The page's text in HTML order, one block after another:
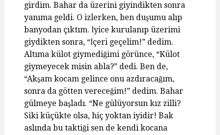
girdim. Bahar da üzerini giyindikten sonra
yanıma geldi. O izlerken, ben duşumu alıp
banyodan çıktım. İyice kurulanıp üzerimi
giydikten sonra, “İçeri geçelim!” dedim.
Altıma külot giymediğimi görünce, “Külot
giymeyecek misin abla?” dedi. Ben de,
“Akşam kocam gelince onu azdıracağım,
sonra da götten vereceğim!” dedim. Bahar
gülmeye başladı. “Ne gülüyorsun kız zilli?
Siki küçükte olsa, hiç yoktan iyidir! Bak
aslında bu taktiği sen de kendi kocana